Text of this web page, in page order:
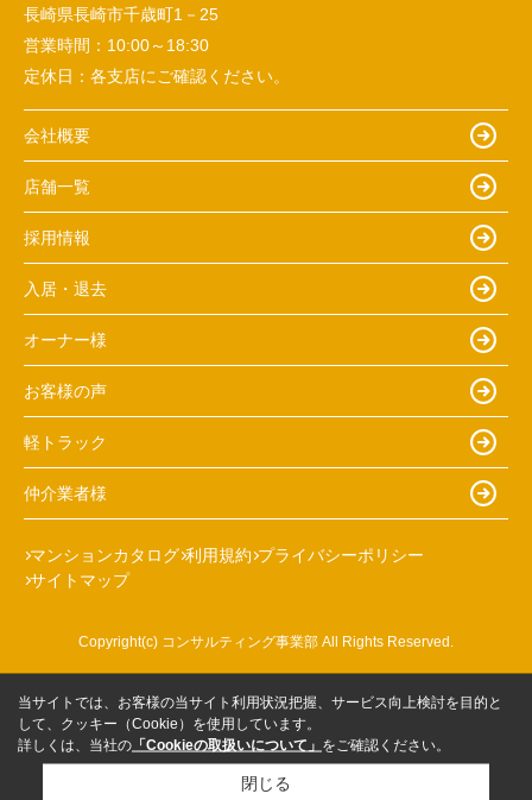
長崎県長崎市千歳町1－25
営業時間： 10:00～18:30
定休日： 各支店にご確認ください。
会社概要
店舗一覧
採用情報
入居・退去
オーナー様
お客様の声
軽トラック
仲介業者様
マンションカタログ 利用規約 プライバシーポリシー
サイトマップ
Copyright(c) コンサルティング事業部 All Rights Reserved.
当サイトでは、お客様の当サイト利用状況把握、サービス向上検討を目的と
して、クッキー（Cookie）を使用しています。
詳しくは、当社の 「Cookieの取扱いについて」 をご確認ください。
閉じる